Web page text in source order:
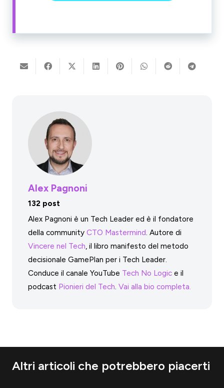
Alex Pagnoni
132 post
Alex Pagnoni è un Tech Leader ed è il fondatore
della community CTO Mastermind . Autore di
Vincere nel Tech , il libro manifesto del metodo
decisionale GamePlan per i Tech Leader.
Conduce il canale YouTube Tech No Logic e il
podcast Pionieri del Tech Vai alla bio completa.
Altri articoli che potrebbero piacerti